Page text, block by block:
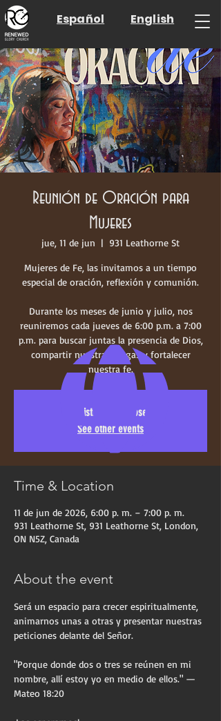
Español English
Reunión de Oración para
Mujeres
jue, 11 de jun
  |
931 Leathorne St
Mujeres de Fe, las invitamos a un tiempo
especial de oración, reflexión y comunión.
Durante los meses de junio y julio, nos
reuniremos cada jueves de 6:00 p.m. a 7:00
p.m. para buscar juntas la presencia de Dios,
compartir nuestras cargas y fortalecer
nuestra fe.
Registration is closed
See other events
Time & Location
11 de jun de 2026, 6:00 p. m. – 7:00 p. m.
931 Leathorne St, 931 Leathorne St, London,
ON N5Z, Canada
About the event
Será un espacio para crecer espiritualmente,
animarnos unas a otras y presentar nuestras
peticiones delante del Señor.
"Porque donde dos o tres se reúnen en mi
nombre, allí estoy yo en medio de ellos." —
Mateo 18:20